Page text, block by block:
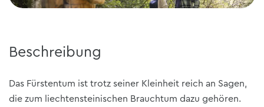
Beschreibung
Das Fürstentum ist trotz seiner Kleinheit reich an Sagen,
die zum liechtensteinischen Brauchtum dazu gehören.